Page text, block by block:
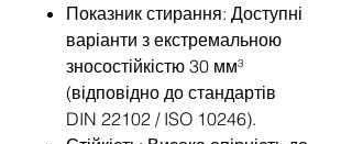
Показник стирання: Доступні
варіанти з екстремальною
зносостійкістю 30 мм³
(відповідно до стандартів
DIN 22102 / ISO 10246).